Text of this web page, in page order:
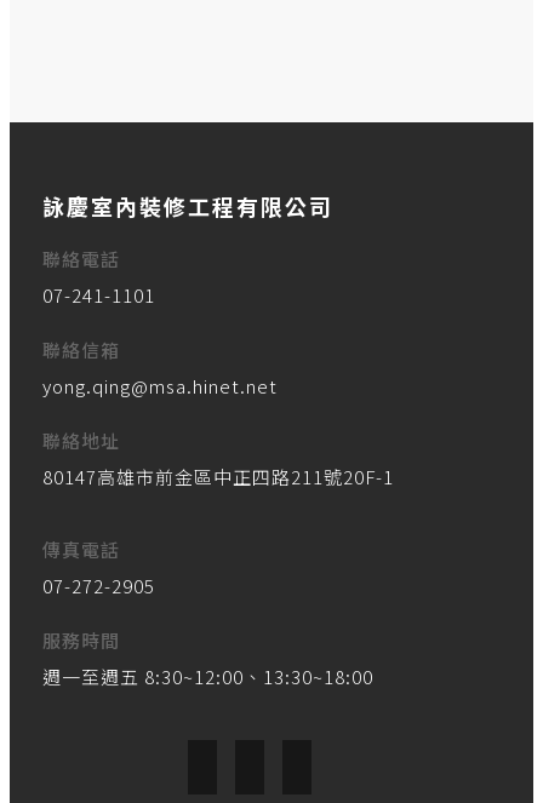
詠慶室內裝修工程有限公司
聯絡電話
07-241-1101
聯絡信箱
yong.qing@msa.hinet.net
聯絡地址
80147高雄市前金區中正四路211號20F-1
傳真電話
07-272-2905
服務時間
週一至週五 8:30~12:00、13:30~18:00